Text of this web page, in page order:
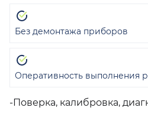
-Поверка, калибровка,
Без демонтажа приборов
Оперативность выполнения